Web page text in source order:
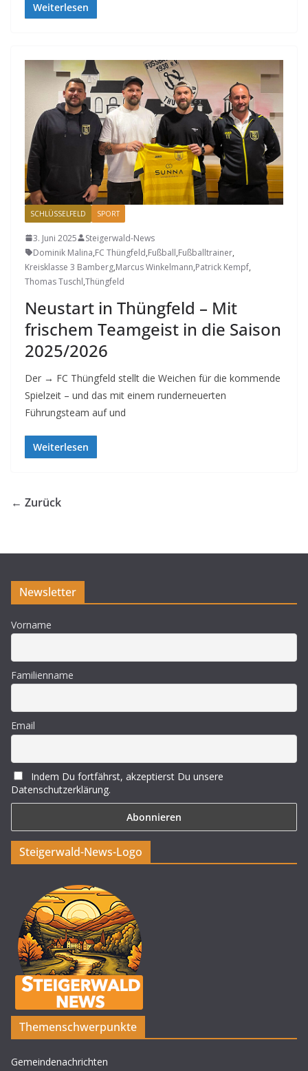
Weiterlesen
SCHLÜSSELFELD SPORT
3. Juni 2025
Steigerwald-News
Dominik Malina,FC Thüngfeld,Fußball,Fußballtrainer,
Kreisklasse 3 Bamberg,Marcus Winkelmann,Patrick Kempf,
Thomas Tuschl,Thüngfeld
Neustart in Thüngfeld – Mit
frischem Teamgeist in die Saison
2025/2026
Der → FC Thüngfeld stellt die Weichen für die kommende
Spielzeit – und das mit einem runderneuerten
Führungsteam auf und
Weiterlesen
← Zurück
Newsletter
Vorname
Familienname
Email
Indem Du fortfährst, akzeptierst Du unsere
Datenschutzerklärung.
Steigerwald-News-Logo
Themenschwerpunkte
Gemeindenachrichten